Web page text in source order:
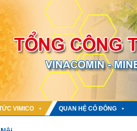
VIMICO QUAN HỆ CỔ ĐÔNG